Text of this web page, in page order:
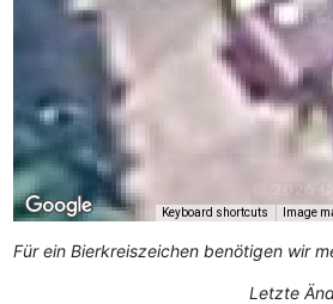
Keyboard shortcuts Image
Für ein Bierkreiszeichen benötigen wir
Letzte